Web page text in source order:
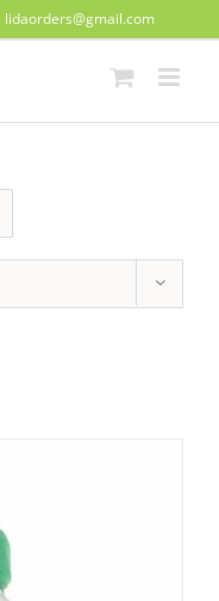
lidaorders@gmail.com